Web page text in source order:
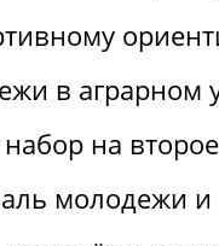
в аграрном
на
молодежи